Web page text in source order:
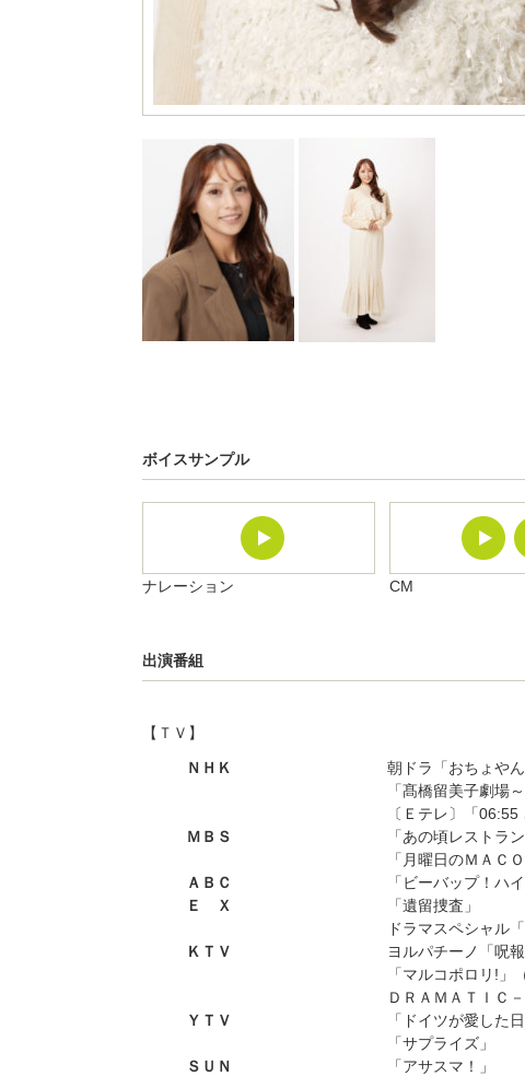
ボイスサンプル
ナレーション CM
出演番組
【ＴＶ】
ＮＨＫ
朝ドラ「おちょや
「髙橋留美子劇場
〔Ｅテレ〕「06:55
ＭＢＳ
「あの頃レストラ
「月曜日のＭＡＣ
ＡＢＣ
「ビーバップ！ハ
Ｅ Ｘ
「遺留捜査」
ドラマスペシャル
ＫＴＶ
ヨルパチーノ「呪報
「マルコポロリ!」
ＤＲＡＭＡＴＩＣ
ＹＴＶ
「ドイツが愛した
「サプライズ」
ＳＵＮ
「アサスマ！」